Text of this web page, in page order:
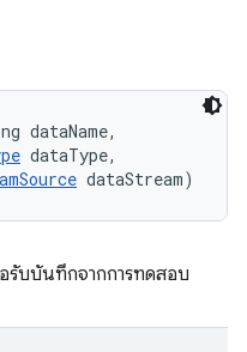
dataName,
dataType,
dataStream)
รับบันทึกจากการทดสอบ